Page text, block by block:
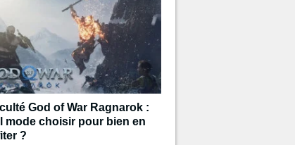
God of War Ragnarok :
mode choisir pour bien en
?